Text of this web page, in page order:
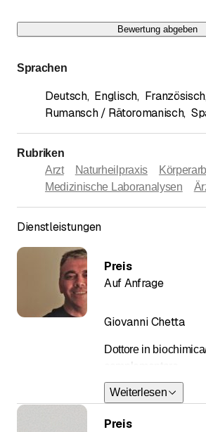
Bewertung abgeben
Sprachen
Deutsch, Englisch, Französisch
Rumansch / Rätoromanisch,
Rubriken
Arzt
Naturheilpraxis
Medizinische Laboranalysen
Dienstleistungen
Giovanni Chetta
Dottore in
complementare
Weiterlesen
Preis
Auf Anfrage
Preis